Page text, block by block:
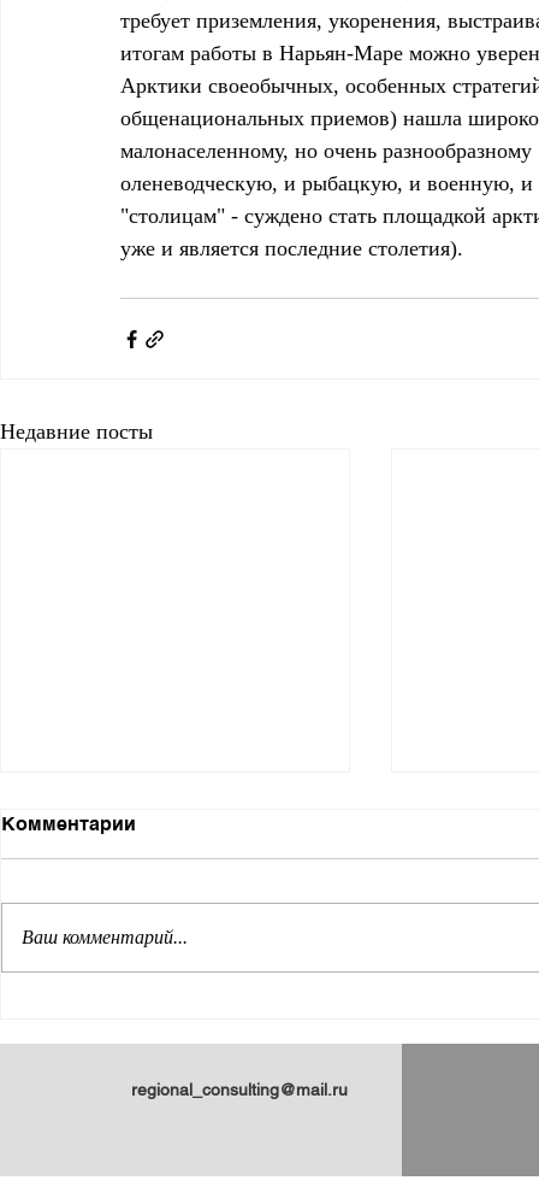
требует приземления, укоренения,
итогам работы в Нарьян-Маре можно
Арктики своеобычных, особенных
общенациональных приемов) нашла
малонаселенному, но очень
оленеводческую, и рыбацкую, и военную,
"столицам" - суждено стать площадкой
уже и является последние столетия).
Недавние посты
Замятиной для
Комментарии
Ваш комментарий...
regional_consulting@mail.ru